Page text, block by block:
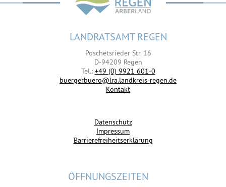
LANDRATSAMT REGEN
Poschetsrieder Str. 16
D-94209 Regen
Tel.: +49 (0) 9921 601-0
buergerbuero@lra.landkreis-regen.de
Kontakt
Datenschutz
Impressum
Barrierefreiheitserklärung
ÖFFNUNGSZEITEN